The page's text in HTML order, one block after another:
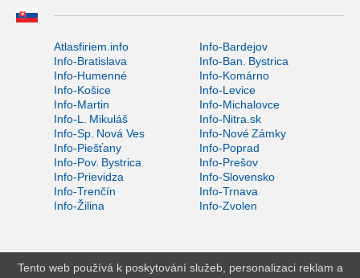
Atlasfiriem.info
Info-Bardejov
Info-Bratislava
Info-Ban. Bystrica
Info-Humenné
Info-Komárno
Info-Košice
Info-Levice
Info-Martin
Info-Michalovce
Info-L. Mikuláš
Info-Nitra.sk
Info-Sp. Nová Ves
Info-Nové Zámky
Info-Piešťany
Info-Poprad
Info-Pov. Bystrica
Info-Prešov
Info-Prievidza
Info-Slovensko
Info-Trenčín
Info-Trnava
Info-Žilina
Info-Zvolen
Tento web používá k poskytování služeb, personalizaci reklam a